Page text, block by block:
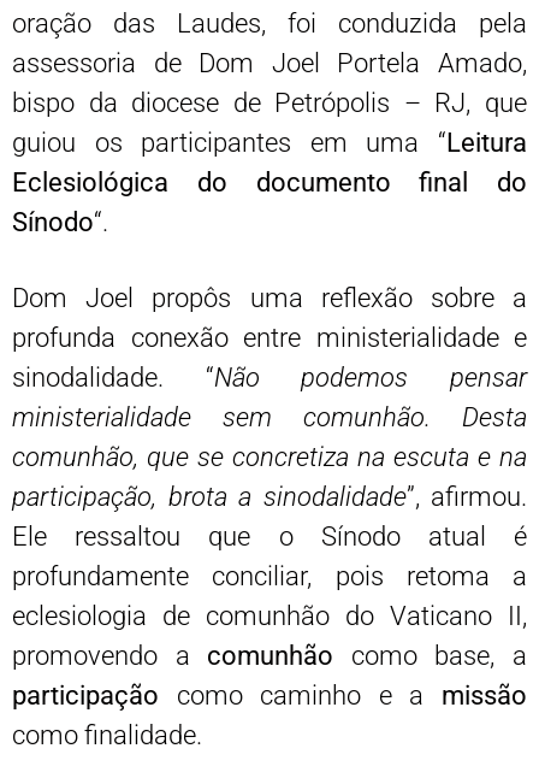
oração das Laudes, foi conduzida pela
assessoria de Dom Joel Portela Amado,
bispo da diocese de Petrópolis – RJ, que
guiou os participantes em uma “Leitura
Eclesiológica do documento final do
Sínodo“.
Dom Joel propôs uma reflexão sobre a
profunda conexão entre ministerialidade e
sinodalidade. “Não podemos pensar
ministerialidade sem comunhão. Desta
comunhão, que se concretiza na escuta e na
participação, brota a sinodalidade”, afirmou.
Ele ressaltou que o Sínodo atual é
profundamente conciliar, pois retoma a
eclesiologia de comunhão do Vaticano II,
promovendo a comunhão como base, a
participação como caminho e a missão
como finalidade.